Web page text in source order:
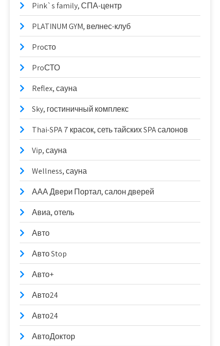
Pink`s family, СПА-центр
PLATINUM GYM, велнес-клуб
Proсто
ProСТО
Reflex, сауна
Sky, гостиничный комплекс
Thai-SPA 7 красок, сеть тайских SPA салонов
Vip, сауна
Wellness, сауна
ААА Двери Портал, салон дверей
Авиа, отель
Авто
Авто Stop
Авто+
Авто24
Авто24
АвтоДоктор